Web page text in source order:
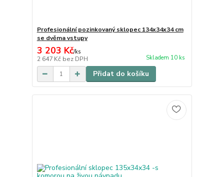
Profesionální pozinkovaný sklopec 134x34x34 cm
se dvěma vstupy
3 203 Kč/ks
2 647 Kč bez DPH Skladem 10 ks
Přidat do košíku